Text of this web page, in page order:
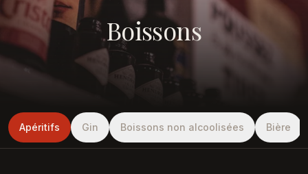
Boissons
Apéritifs Gin Boissons non alcoolisées Bière